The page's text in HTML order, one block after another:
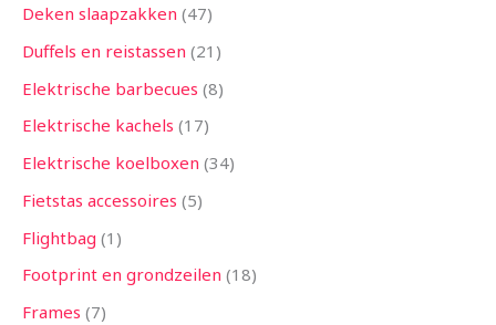
Deken slaapzakken 47
Duffels en reistassen 21
Elektrische barbecues 8
Elektrische kachels 17
Elektrische koelboxen 34
Fietstas accessoires 5
Flightbag 1
Footprint en grondzeilen 18
Frames 7